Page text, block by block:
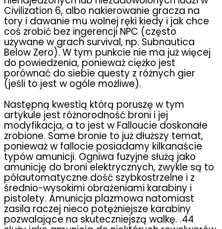
Civilization 6, albo nakierowanie gracza na
tory i dawanie mu wolnej ręki kiedy i jak chce
coś zrobić bez ingerencji NPC (często
używane w grach survival, np. Subnautica
Below Zero). W tym punkcie nie ma już więcej
do powiedzenia, ponieważ ciężko jest
porównać do siebie questy z różnych gier
(jeśli to jest w ogóle możliwe).
Następną kwestią którą poruszę w tym
artykule jest różnorodność broni i jej
modyfikacja, a to jest w Falloucie doskonałe
zrobione. Same bronie to już dłuższy temat,
ponieważ w fallocie posiadamy kilkanaście
typów amunicji. Ogniwa fuzyjne służą jako
amunicję do broni elektrycznych, zwykle są to
półautomatyczne dość szybkostrzelne i z
średnio-wysokimi obrażeniami karabiny i
pistolety. Amunicja plazmowa natomiast
zasila raczej nieco potężniejsze karabiny
pozwalające na skuteczniejszą walkę. .44